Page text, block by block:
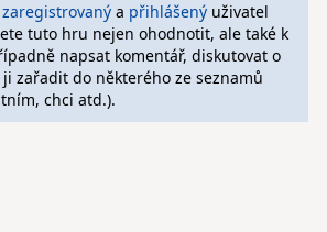
zaregistrovanýa přihlášenýuživatel
tuto hru nejen ohodnotit, ale také k
napsat komentář, diskutovat o
zařadit do některého ze seznamů
chci atd.).